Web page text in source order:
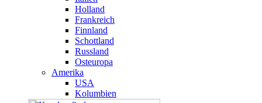
Holland
Frankreich
Finnland
Schottland
Russland
Osteuropa
Amerika
USA
Kolumbien